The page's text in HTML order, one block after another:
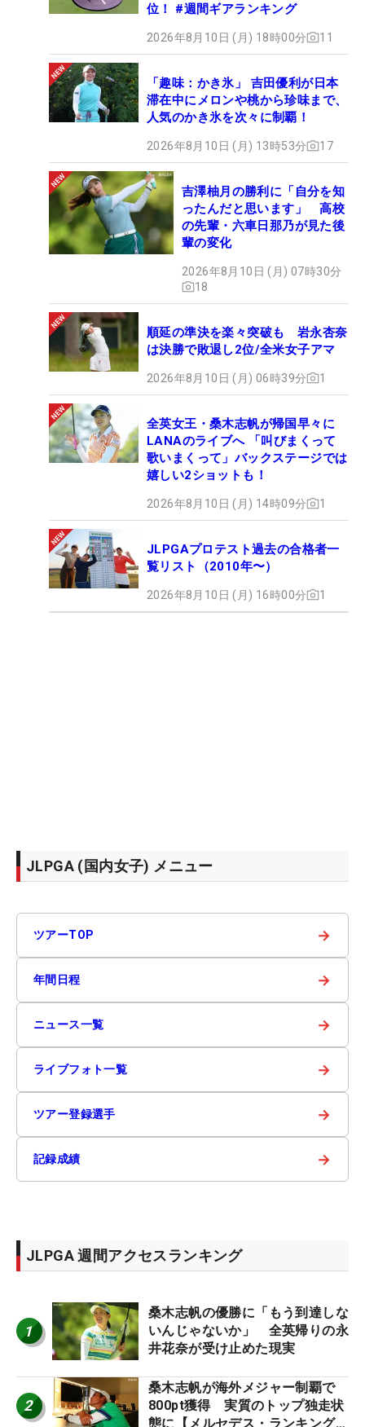
位！ #週間ギアランキング
2026年8月10日 (月) 18時00分 11
「趣味：かき氷」 吉田優利が日本
滞在中にメロンや桃から珍味まで、
人気のかき氷を次々に制覇！
2026年8月10日 (月) 13時53分 17
吉澤柚月の勝利に「自分を知
ったんだと思います」 高校
の先輩・六車日那乃が見た後
輩の変化
2026年8月10日 (月) 07時30分
18
順延の準決を楽々突破も 岩永杏奈
は決勝で敗退し2位/全米女子アマ
2026年8月10日 (月) 06時39分 1
全英女王・桑木志帆が帰国早々に
LANAのライブへ 「叫びまくって
歌いまくって」バックステージでは
嬉しい2ショットも！
2026年8月10日 (月) 14時09分 1
JLPGAプロテスト過去の合格者一
覧リスト（2010年〜）
2026年8月10日 (月) 16時00分 1
JLPGA (国内女子) メニュー
ツアーTOP →
年間日程 →
ニュース一覧 →
ライブフォト一覧 →
ツアー登録選手 →
記録成績 →
JLPGA 週間アクセスランキング
1
桑木志帆の優勝に「もう到達しな
いんじゃないか」 全英帰りの永
井花奈が受け止めた現実
2
桑木志帆が海外メジャー制覇で
800pt獲得 実質のトップ独走状
態に【メルセデス・ランキング番